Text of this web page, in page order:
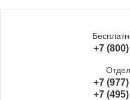
+7
+7
+7